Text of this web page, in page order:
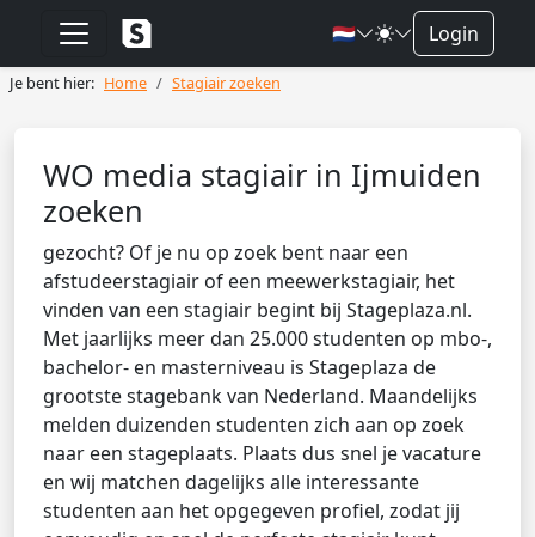
🇳🇱 Login
Je bent hier: Home Stagiair zoeken
WO media stagiair in Ijmuiden
zoeken
gezocht? Of je nu op zoek bent naar een
afstudeerstagiair of een meewerkstagiair, het
vinden van een stagiair begint bij Stageplaza.nl.
Met jaarlijks meer dan 25.000 studenten op mbo-,
bachelor- en masterniveau is Stageplaza de
grootste stagebank van Nederland. Maandelijks
melden duizenden studenten zich aan op zoek
naar een stageplaats. Plaats dus snel je vacature
en wij matchen dagelijks alle interessante
studenten aan het opgegeven profiel, zodat jij